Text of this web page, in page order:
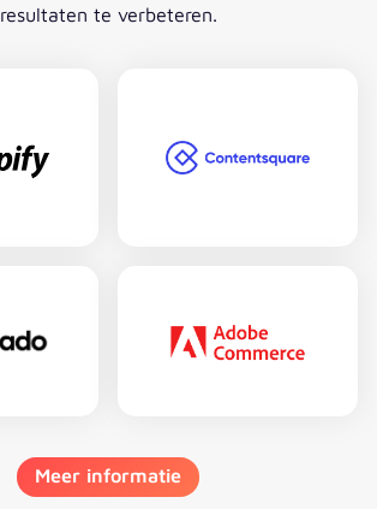
resultaten te verbeteren.
Meer informatie